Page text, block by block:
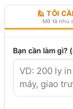
🙋 TÔI
Mô tả nhu
Bạn cần làm